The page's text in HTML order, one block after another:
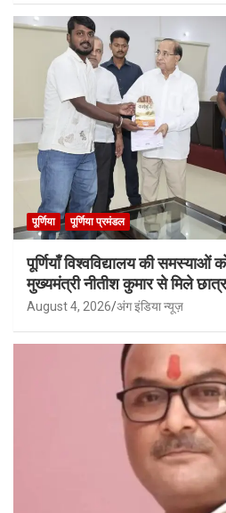
पूर्णिया पूर्णिया प्रमंडल
पूर्णियाँ विश्वविद्यालय की समस्याओं
मुख्यमंत्री नीतीश कुमार से मिले
August 4, 2026 अंग इंडिया न्यूज़